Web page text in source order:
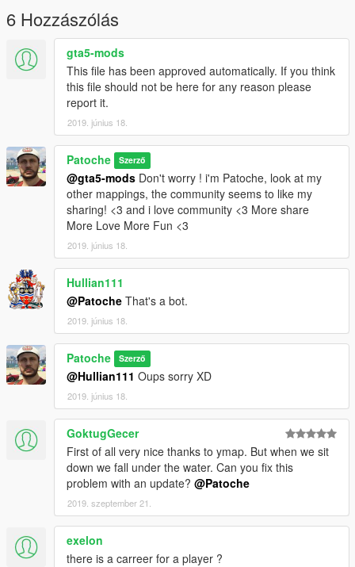
6 Hozzászólás
gta5-mods
This file has been approved automatically. If you think
this file should not be here for any reason please
report it.
2019. június 18.
Patoche Szerző
@gta5-mods Don't worry ! i'm Patoche, look at my
other mappings, the community seems to like my
sharing! <3 and i love community <3 More share
More Love More Fun <3
2019. június 18.
Hullian111
@Patoche That's a bot.
2019. június 18.
Patoche Szerző
@Hullian111 Oups sorry XD
2019. június 18.
GoktugGecer
First of all very nice thanks to ymap. But when we sit
down we fall under the water. Can you fix this
problem with an update? @Patoche
2019. szeptember 21.
exelon
there is a carreer for a player ?